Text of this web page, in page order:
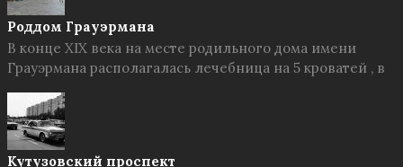
Роддом Грауэрмана
В конце XIX века на месте родильного дома имени
Грауэрмана располагалась лечебница на 5 кроватей , в
Кутузовский проспект